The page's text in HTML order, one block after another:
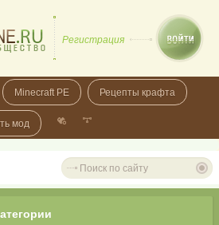
Регистрация
Minecraft PE Рецепты крафта
мод